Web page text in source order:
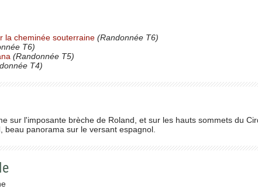
la cheminée souterraine (Randonnée T6)
T6)
(Randonnée T5)
T4)
sur l'imposante brèche de Roland, et sur les hauts sommets du
beau panorama sur le versant espagnol.